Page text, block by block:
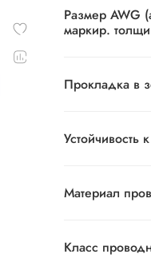
Размер AWG
маркир.
Прокладка в
Устойчивость
Материал
Класс